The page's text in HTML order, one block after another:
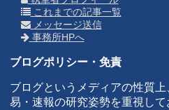
これまでの記事一覧
メッセージ送信
事務所HPへ
ブログポリシー・免責
ブログというメディアの性質上
易・速報の研究姿勢を重視して